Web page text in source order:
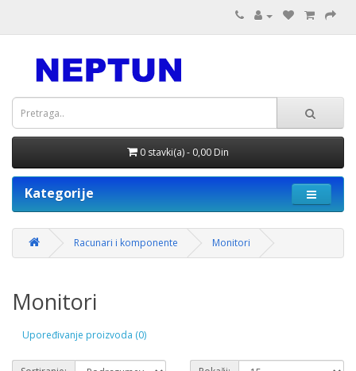
0 stavki(a) - 0,00 Din
Kategorije
Racunari i komponente Monitori
Monitori
Upoređivanje proizvoda (0)